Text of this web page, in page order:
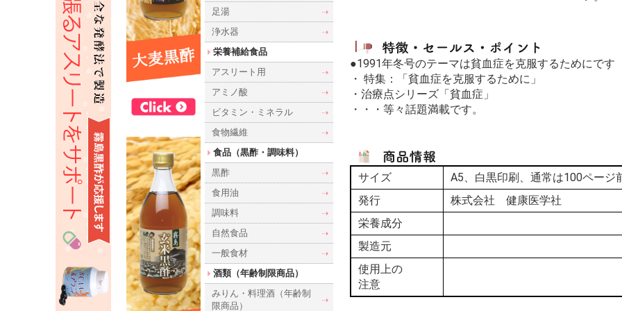
●1991年冬号のテーマは貧血症を克服するためにです
・ 特集：「貧血症を克服するために」
・治療点シリーズ「貧血症」
・・・等々話題満載です。
サイズ
A5、白黒印刷、通常は100ページ
発行
株式会社 健康医学社
栄養成分
製造元
使用上の
注意
足湯
浄水器
栄養補給食品
アスリート用
アミノ酸
ビタミン・ミネラル
食物繊維
食品（黒酢・調味料）
黒酢
食用油
調味料
自然食品
一般食材
酒類（年齢制限商品）
みりん・料理酒（年齢制
限商品）